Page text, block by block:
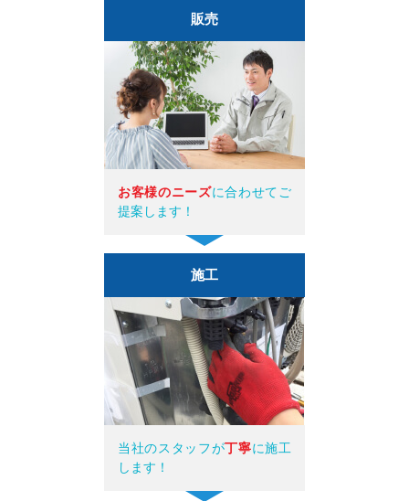
販売
お客様のニーズに合わせてご
提案します！
施工
当社のスタッフが丁寧に施工
します！